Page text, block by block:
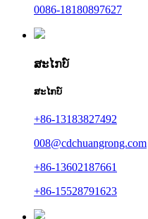
0086-18180897627
ສະໄກບ໌
ສະໄກບ໌
+86-13183827492
008@cdchuangrong.com
+86-13602187661
+86-15528791623